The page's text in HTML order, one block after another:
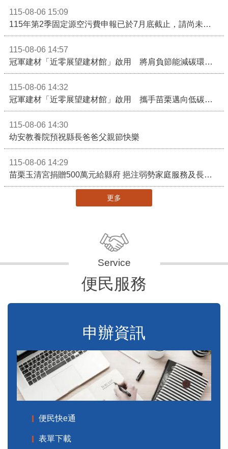
115-08-06 15:09
115-08-06 14:57
115-08-06 14:32
115-08-06 14:30
幼安教養院預祝縣長爸爸父親節快樂
115-08-06 14:29
更多
便民服務
申辦資訊
便民快e通
表單下載